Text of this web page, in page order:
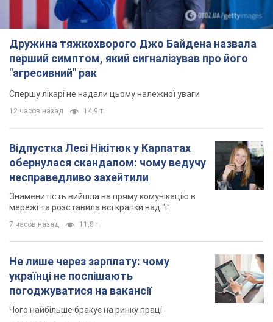
Дружина тяжкохворого Джо Байдена назвала
перший симптом, який сигналізував про його
"агресивний" рак
Спершу лікарі не надали цьому належної уваги
12 часов назад 14,9 т.
Відпустка Лесі Нікітюк у Карпатах
обернулася скандалом: чому ведучу
несправедливо захейтили
Знаменитість вийшла на пряму комунікацію в
мережі та розставила всі крапки над "і"
7 часов назад 11,8 т.
Не лише через зарплату: чому
українці не поспішають
погоджуватися на вакансії
Чого найбільше бракує на ринку праці